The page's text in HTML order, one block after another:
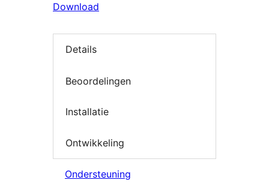
Download
Details
Beoordelingen
Installatie
Ontwikkeling
Ondersteuning